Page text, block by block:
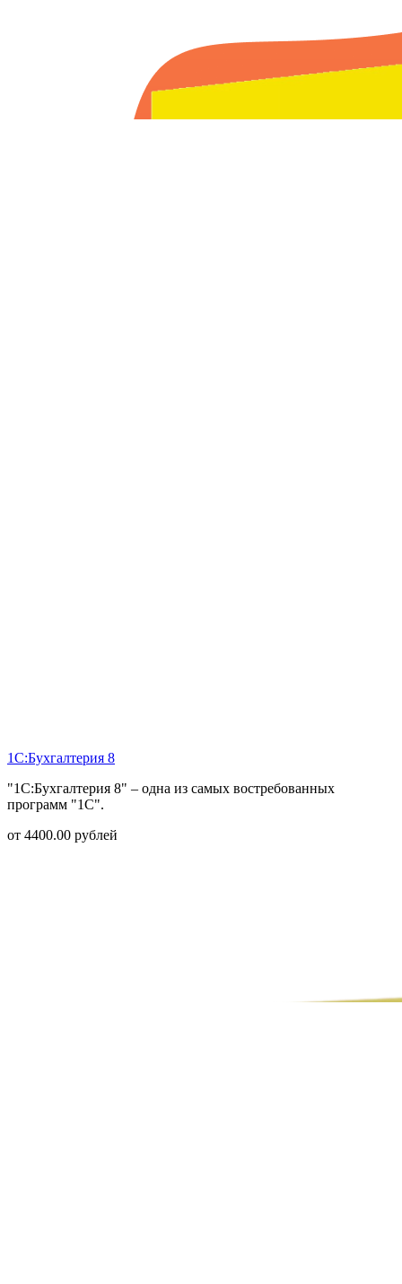
1С:Бухгалтерия 8
"1С:Бухгалтерия 8" – одна из самых востребованных
программ "1С".
от 4400.00 рублей